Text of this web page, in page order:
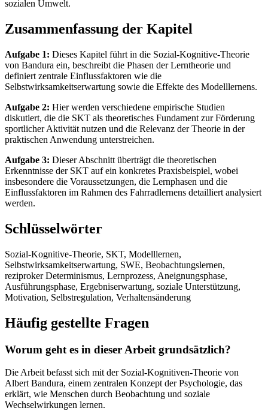
sozialen Umwelt.
Zusammenfassung der Kapitel
Aufgabe 1: Dieses Kapitel führt in die Sozial-Kognitive-Theorie
von Bandura ein, beschreibt die Phasen der Lerntheorie und
definiert zentrale Einflussfaktoren wie die
Selbstwirksamkeitserwartung sowie die Effekte des Modelllernens.
Aufgabe 2: Hier werden verschiedene empirische Studien
diskutiert, die die SKT als theoretisches Fundament zur Förderung
sportlicher Aktivität nutzen und die Relevanz der Theorie in der
praktischen Anwendung unterstreichen.
Aufgabe 3: Dieser Abschnitt überträgt die theoretischen
Erkenntnisse der SKT auf ein konkretes Praxisbeispiel, wobei
insbesondere die Voraussetzungen, die Lernphasen und die
Einflussfaktoren im Rahmen des Fahrradlernens detailliert analysiert
werden.
Schlüsselwörter
Sozial-Kognitive-Theorie, SKT, Modelllernen,
Selbstwirksamkeitserwartung, SWE, Beobachtungslernen,
reziproker Determinismus, Lernprozess, Aneignungsphase,
Ausführungsphase, Ergebniserwartung, soziale Unterstützung,
Motivation, Selbstregulation, Verhaltensänderung
Häufig gestellte Fragen
Worum geht es in dieser Arbeit grundsätzlich?
Die Arbeit befasst sich mit der Sozial-Kognitiven-Theorie von
Albert Bandura, einem zentralen Konzept der Psychologie, das
erklärt, wie Menschen durch Beobachtung und soziale
Wechselwirkungen lernen.